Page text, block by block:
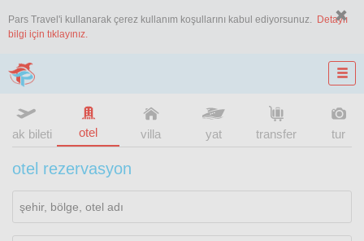
Pars Travel'i kullanarak çerez kullanım koşullarını kabul ediyorsunuz.
Detaylı
bilgi için tıklayınız.
uçak bileti otel villa yat transfer tur
otel rezervasyon